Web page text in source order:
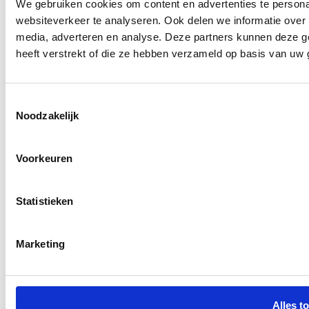
We gebruiken cookies om content en advertenties te
websiteverkeer te analyseren. Ook delen we informatie
media, adverteren en analyse. Deze partners kunnen deze
heeft verstrekt of die ze hebben verzameld op basis van
Noodzakelijk
Voorkeuren
Statistieken
Marketing
Alles